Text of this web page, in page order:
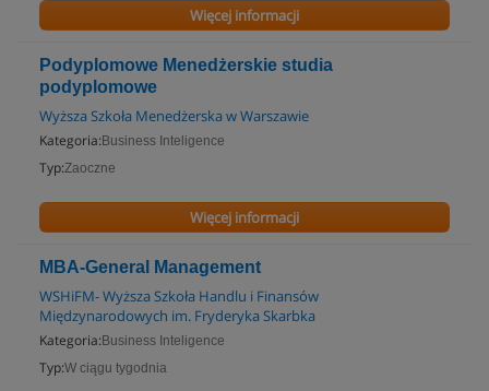
Więcej informacji
Podyplomowe Menedżerskie studia
podyplomowe
Wyższa Szkoła Menedżerska w Warszawie
Kategoria: Business Inteligence
Typ:Zaoczne
Więcej informacji
MBA-General Management
WSHiFM- Wyższa Szkoła Handlu i Finansów
Międzynarodowych im. Fryderyka Skarbka
Kategoria: Business Inteligence
Typ:W ciągu tygodnia